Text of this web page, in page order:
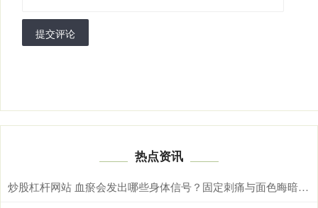
提交评论
热点资讯
炒股杠杆网站 血瘀会发出哪些身体信号？固定刺痛与面色晦暗需综合辨别